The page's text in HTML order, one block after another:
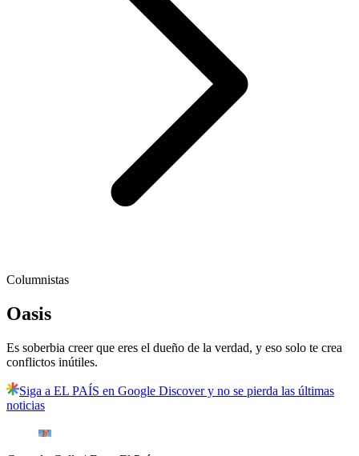
Columnistas
Oasis
Es soberbia creer que eres el dueño de la verdad, y eso solo te crea
conflictos inútiles.
Siga a EL PAÍS en Google Discover y no se pierda las últimas
noticias